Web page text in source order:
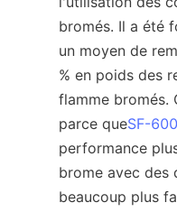
bromés. Il a été
un moyen de
% en poids des
flamme bromés.
parce queSF-600
performance
brome avec des
beaucoup plus